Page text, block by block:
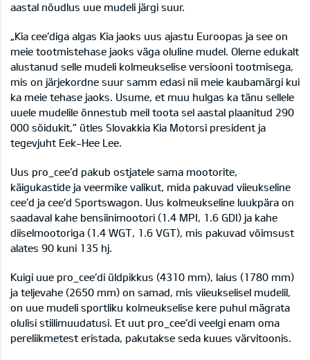
aastal nõudlus uue mudeli järgi suur.
„Kia cee’diga algas Kia jaoks uus ajastu Euroopas ja see on
meie tootmistehase jaoks väga oluline mudel. Oleme edukalt
alustanud selle mudeli kolmeukselise versiooni tootmisega,
mis on järjekordne suur samm edasi nii meie kaubamärgi kui
ka meie tehase jaoks. Usume, et muu hulgas ka tänu sellele
uuele mudelile õnnestub meil toota sel aastal plaanitud 290
000 sõidukit,” ütles Slovakkia Kia Motorsi president ja
tegevjuht Eek-Hee Lee.
Uus pro_cee’d pakub ostjatele sama mootorite,
käigukastide ja veermike valikut, mida pakuvad viieukseline
cee’d ja cee’d Sportswagon. Uus kolmeukseline luukpära on
saadaval kahe bensiinimootori (1.4 MPI, 1.6 GDI) ja kahe
diiselmootoriga (1.4 WGT, 1.6 VGT), mis pakuvad võimsust
alates 90 kuni 135 hj.
Kuigi uue pro_cee’di üldpikkus (4310 mm), laius (1780 mm)
ja teljevahe (2650 mm) on samad, mis viieukselisel mudelil,
on uue mudeli sportliku kolmeukselise kere puhul mägrata
olulisi stiilimuudatusi. Et uut pro_cee’di veelgi enam oma
pereliikmetest eristada, pakutakse seda kuues värvitoonis.